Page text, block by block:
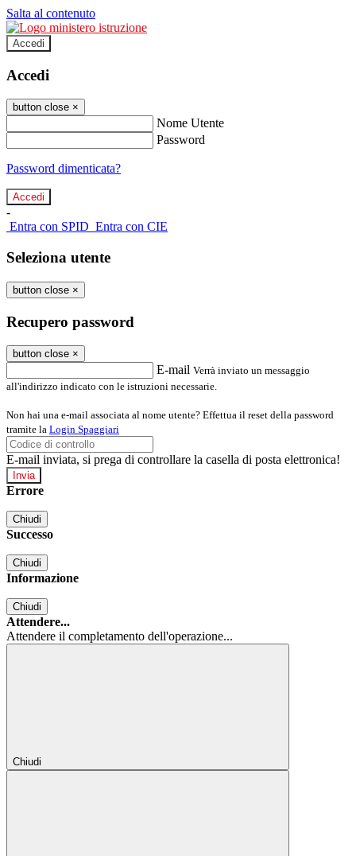
Salta al contenuto
Accedi
Accedi
button close ×
Nome Utente
Password
Password dimenticata?
-
Entra con SPID Entra con CIE
Seleziona utente
button close ×
Recupero password
button close ×
E-mail Verrà inviato un messaggio
all'indirizzo indicato con le istruzioni necessarie.
Non hai una e-mail associata al nome utente? Effettua il reset della password
tramite la Login Spaggiari
E-mail inviata, si prega di controllare la casella di posta elettronica!
Errore
Chiudi
Successo
Chiudi
Informazione
Chiudi
Attendere...
Attendere il completamento dell'operazione...
Chiudi